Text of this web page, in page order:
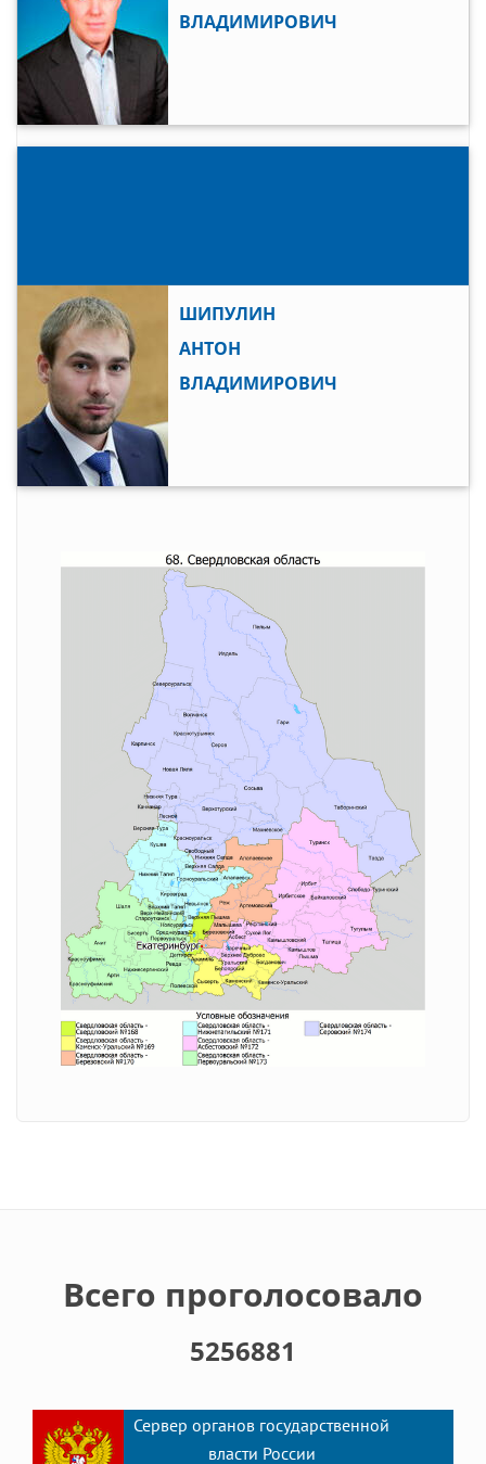
ВЛАДИМИРОВИЧ
ШИПУЛИН
АНТОН
ВЛАДИМИРОВИЧ
Всего проголосовало
5256881
Сервер органов государственной
власти России